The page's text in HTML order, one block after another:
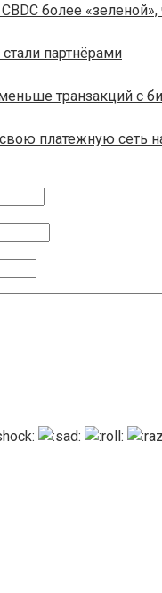
более
партнёрами
транзакций с
платежную сеть